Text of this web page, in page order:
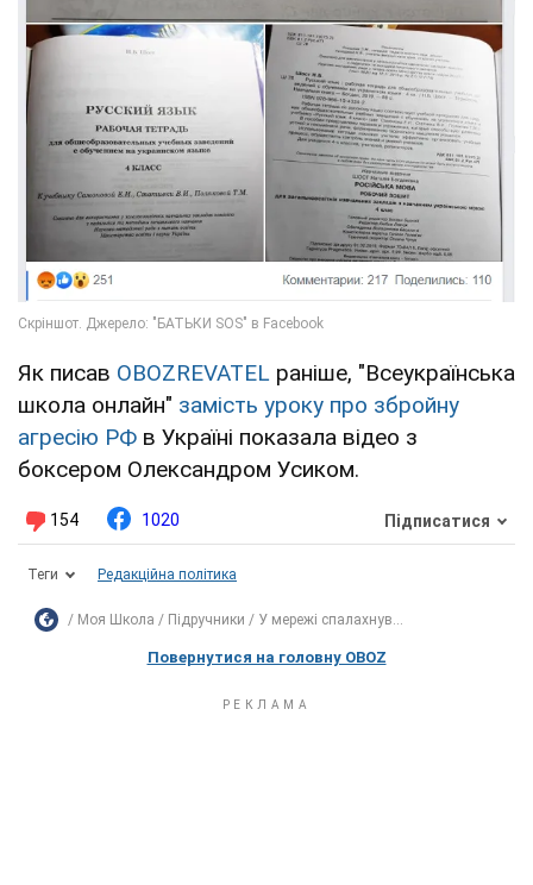
Як писав OBOZREVATEL раніше, "Всеукраїнська
школа онлайн" замість уроку про збройну
агресію РФ в Україні показала відео з
боксером Олександром Усиком.
154 1020 Підписатися
Теги Редакційна політика
Моя Школа Підручники У мережі спалахнув...
Повернутися на головну OBOZ